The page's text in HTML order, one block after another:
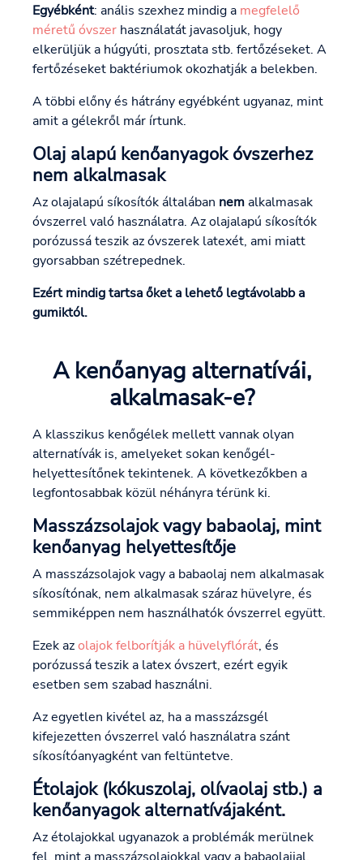
Egyébként: anális szexhez mindig a megfelelő
méretű óvszer használatát javasoljuk, hogy
elkerüljük a húgyúti, prosztata stb. fertőzéseket. A
fertőzéseket baktériumok okozhatják a belekben.
A többi előny és hátrány egyébként ugyanaz, mint
amit a gélekről már írtunk.
Olaj alapú kenőanyagok óvszerhez
nem alkalmasak
Az olajalapú síkosítók általában nemalkalmasak
óvszerrel való használatra. Az olajalapú síkosítók
porózussá teszik az óvszerek latexét, ami miatt
gyorsabban szétrepednek.
Ezért mindig tartsa őket a lehető legtávolabb a
gumiktól.
A kenőanyag alternatívái,
alkalmasak-e?
A klasszikus kenőgélek mellett vannak olyan
alternatívák is, amelyeket sokan kenőgél-
helyettesítőnek tekintenek. A következőkben a
legfontosabbak közül néhányra térünk ki.
Masszázsolajok vagy babaolaj, mint
kenőanyag helyettesítője
A masszázsolajok vagy a babaolaj nem alkalmasak
síkosítónak, nem alkalmasak száraz hüvelyre, és
semmiképpen nem használhatók óvszerrel együtt.
Ezek azolajok felborítják a hüvelyflórát, és
porózussá teszik a latex óvszert, ezért egyik
esetben sem szabad használni.
Az egyetlen kivétel az, ha a masszázsgél
kifejezetten óvszerrel való használatra szánt
síkosítóanyagként van feltüntetve.
Étolajok (kókuszolaj, olívaolaj stb.) a
kenőanyagok alternatívájaként.
Az étolajokkal ugyanazok a problémák merülnek